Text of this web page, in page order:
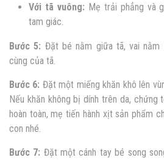
Với tã vuông: Mẹ trải phẳng và
tam giác.
Bước 5: Đặt bé nằm giữa tã, vai nằm
cùng của tã.
Bước 6: Đặt một miếng khăn khô lên
Nếu khăn không bị dính trên da, chứng
hoàn toàn, mẹ tiến hành xịt sản phẩm
con nhé.
Bước 7: Đặt một cánh tay bé song